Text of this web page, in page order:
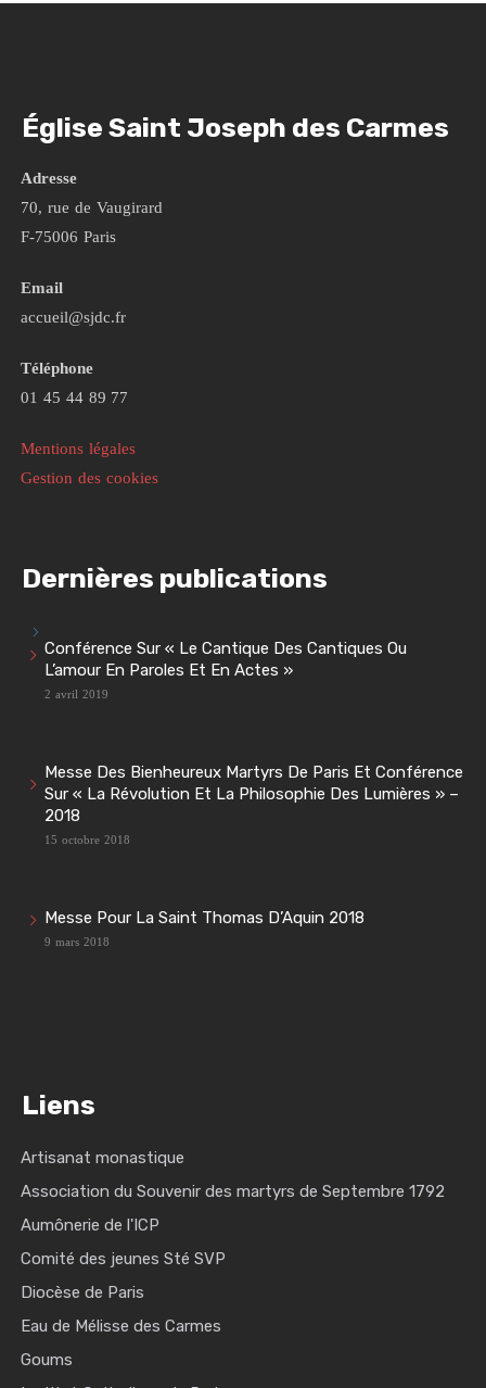
Église Saint Joseph des Carmes
Adresse
70, rue de Vaugirard
F-75006 Paris
Email
accueil@sjdc.fr
Téléphone
01 45 44 89 77
Mentions légales
Gestion des cookies
Dernières publications
Conférence Sur « Le Cantique Des Cantiques Ou
L’amour En Paroles Et En Actes »
2 avril 2019
Messe Des Bienheureux Martyrs De Paris Et Conférence
Sur « La Révolution Et La Philosophie Des Lumières » –
2018
15 octobre 2018
Messe Pour La Saint Thomas D’Aquin 2018
9 mars 2018
Liens
Artisanat monastique
Association du Souvenir des martyrs de Septembre 1792
Aumônerie de l'ICP
Comité des jeunes Sté SVP
Diocèse de Paris
Eau de Mélisse des Carmes
Goums